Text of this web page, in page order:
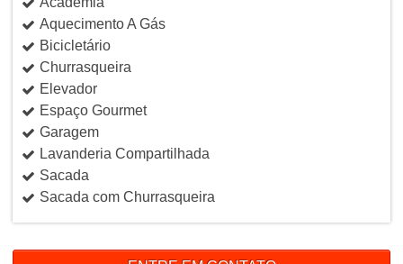
Aquecimento A Gás
Bicicletário
Churrasqueira
Elevador
Espaço Gourmet
Garagem
Lavanderia Compartilhada
Sacada
Sacada com Churrasqueira